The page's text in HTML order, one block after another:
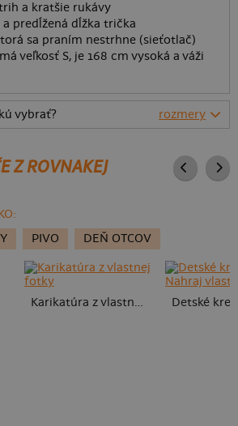
a kratšie rukávy
predĺžená dĺžka trička
sa praním nestrhne (sieťotlač)
veľkosť S, je 168 cm vysoká a váži
vybrať? rozmery
Z ROVNAKEJ
PIVO DEŇ OTCOV
Karikatúra z vlastnej fotky